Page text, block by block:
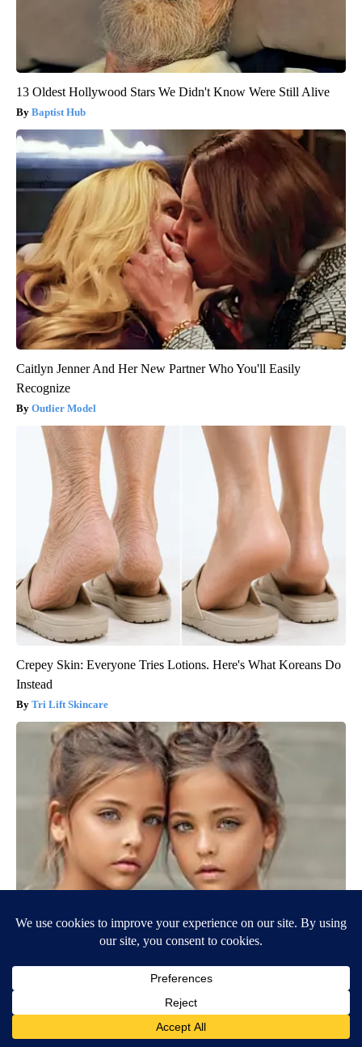
13 Oldest Hollywood Stars We Didn't Know Were Still Alive
Baptist Hub
Caitlyn Jenner And Her New Partner Who You'll Easily
Recognize
Outlier Model
Crepey Skin: Everyone Tries Lotions. Here's What Koreans Do
Instead
Tri Lift Skincare